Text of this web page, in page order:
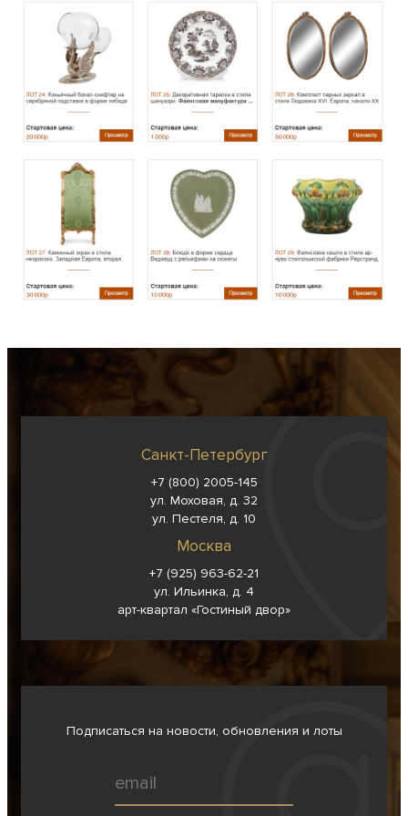
Санкт-Петербург
+7 (800) 2005-145
ул. Моховая, д. 32
ул. Пестеля, д. 10
Москва
+7 (925) 963-62-21
ул. Ильинка, д. 4
арт-квартал «Гостиный двор»
Подписаться на новости, обновления и лоты